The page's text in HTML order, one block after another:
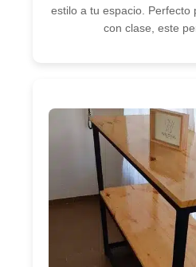
estilo a tu espacio. Perfecto
con clase, este